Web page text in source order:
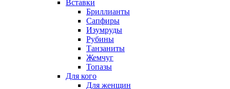
Вставки
Бриллианты
Сапфиры
Изумруды
Рубины
Танзаниты
Жемчуг
Топазы
Для кого
Для женщин